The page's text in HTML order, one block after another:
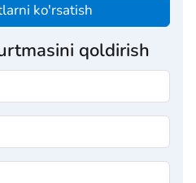
ko'rsatish
qoldirish